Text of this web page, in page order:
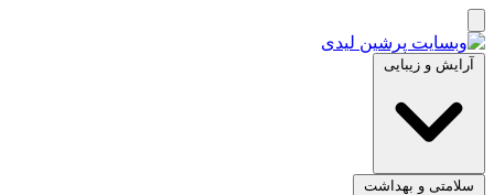
آرایش و زیبایی
سلامتی و بهداشت